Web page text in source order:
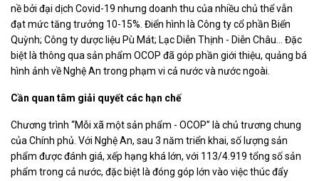
nề bởi đại dịch Covid-19 nhưng doanh thu của nhiều chủ thể vẫn
đạt mức tăng trưởng 10-15%. Điển hình là Công ty cổ phần Biển
Quỳnh; Công ty dược liệu Pù Mát; Lạc Diễn Thịnh - Diễn Châu... Đặc
biệt là thông qua sản phẩm OCOP đã góp phần giới thiệu, quảng bá
hình ảnh về Nghệ An trong phạm vi cả nước và nước ngoài.
Cần quan tâm giải quyết các hạn chế
Chương trình “Mỗi xã một sản phẩm - OCOP” là chủ trương chung
của Chính phủ. Với Nghệ An, sau 3 năm triển khai, số lượng sản
phẩm được đánh giá, xếp hạng khá lớn, với 113/4.919 tổng số sản
phẩm trong cả nước, đặc biệt là đóng góp lớn vào việc thúc đẩy